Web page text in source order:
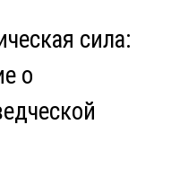
сила:
о